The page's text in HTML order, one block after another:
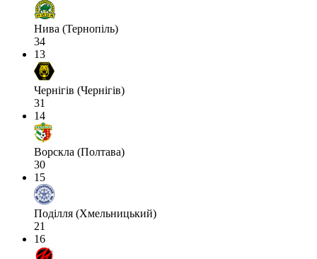
Нива (Тернопіль)
34
13
Чернігів (Чернігів)
31
14
Ворскла (Полтава)
30
15
Поділля (Хмельницький)
21
16